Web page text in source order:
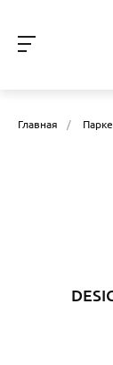
Главная /